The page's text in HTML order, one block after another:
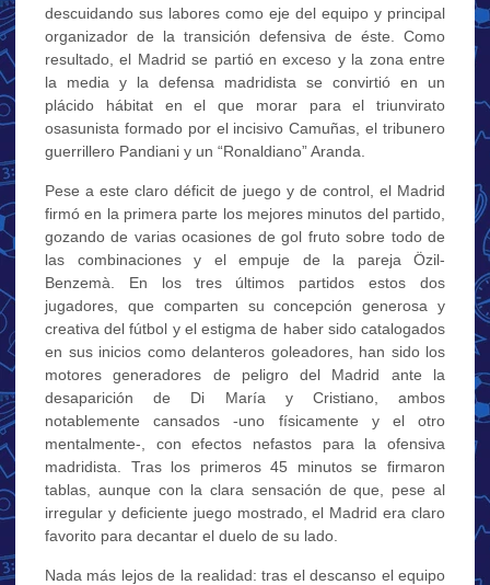
descuidando sus labores como eje del equipo y principal
organizador de la transición defensiva de éste. Como
resultado, el Madrid se partió en exceso y la zona entre
la media y la defensa madridista se convirtió en un
plácido hábitat en el que morar para el triunvirato
osasunista formado por el incisivo Camuñas, el tribunero
guerrillero Pandiani y un “Ronaldiano” Aranda.
Pese a este claro déficit de juego y de control, el Madrid
firmó en la primera parte los mejores minutos del partido,
gozando de varias ocasiones de gol fruto sobre todo de
las combinaciones y el empuje de la pareja Özil-
Benzemà. En los tres últimos partidos estos dos
jugadores, que comparten su concepción generosa y
creativa del fútbol y el estigma de haber sido catalogados
en sus inicios como delanteros goleadores, han sido los
motores generadores de peligro del Madrid ante la
desaparición de Di María y Cristiano, ambos
notablemente cansados -uno físicamente y el otro
mentalmente-, con efectos nefastos para la ofensiva
madridista. Tras los primeros 45 minutos se firmaron
tablas, aunque con la clara sensación de que, pese al
irregular y deficiente juego mostrado, el Madrid era claro
favorito para decantar el duelo de su lado.
Nada más lejos de la realidad: tras el descanso el equipo